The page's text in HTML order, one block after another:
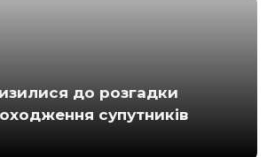
до розгадки
супутників